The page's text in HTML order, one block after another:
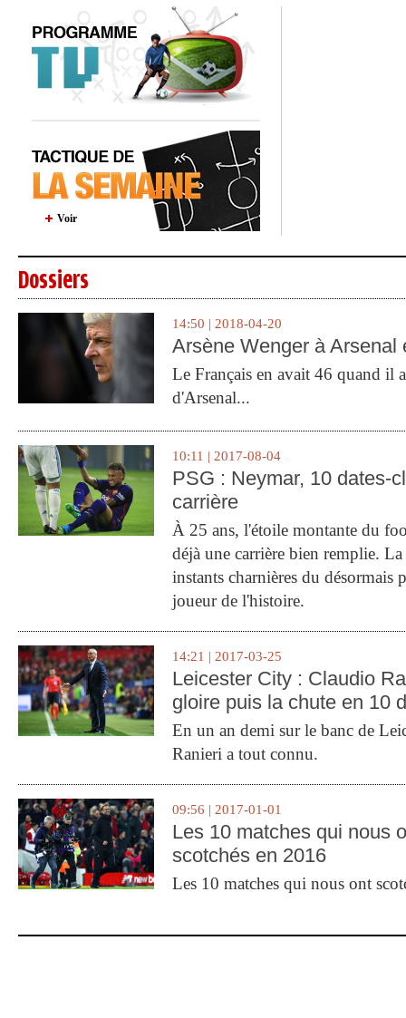
Voir
Dossiers
14:50 | 2018-04-20
Arsène Wenger à Arsenal
Le Français en avait 46 quand il
d'Arsenal...
10:11 | 2017-08-04
PSG : Neymar, 10 dates-
carrière
À 25 ans, l'étoile montante du
déjà une carrière bien remplie.
instants charnières du désormais
joueur de l'histoire.
14:21 | 2017-03-25
Leicester City : Claudio
gloire puis la chute en 10
En un an demi sur le banc de
Ranieri a tout connu.
09:56 | 2017-01-01
Les 10 matches qui nous
scotchés en 2016
Les 10 matches qui nous ont